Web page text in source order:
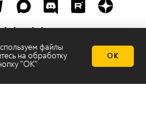
файлы
на обработку
"ОК"
ОК
«2Х2», 2026
информация